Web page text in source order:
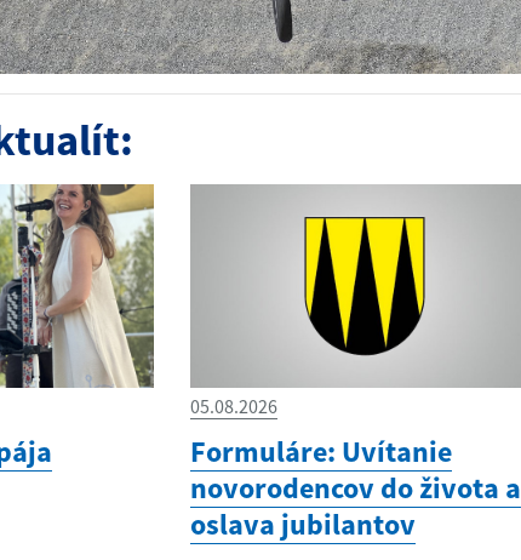
05.08.2026
Formuláre: Uvítanie
novorodencov do života a
oslava jubilantov